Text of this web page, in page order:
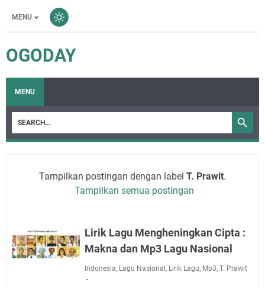
MENU
OGODAY
MENU
Tampilkan postingan dengan label T. Prawit.
Tampilkan semua postingan
Lirik Lagu Mengheningkan Cipta :
Makna dan Mp3 Lagu Nasional
Indonesia, Lagu Nasional, Lirik Lagu, Mp3, T. Prawit